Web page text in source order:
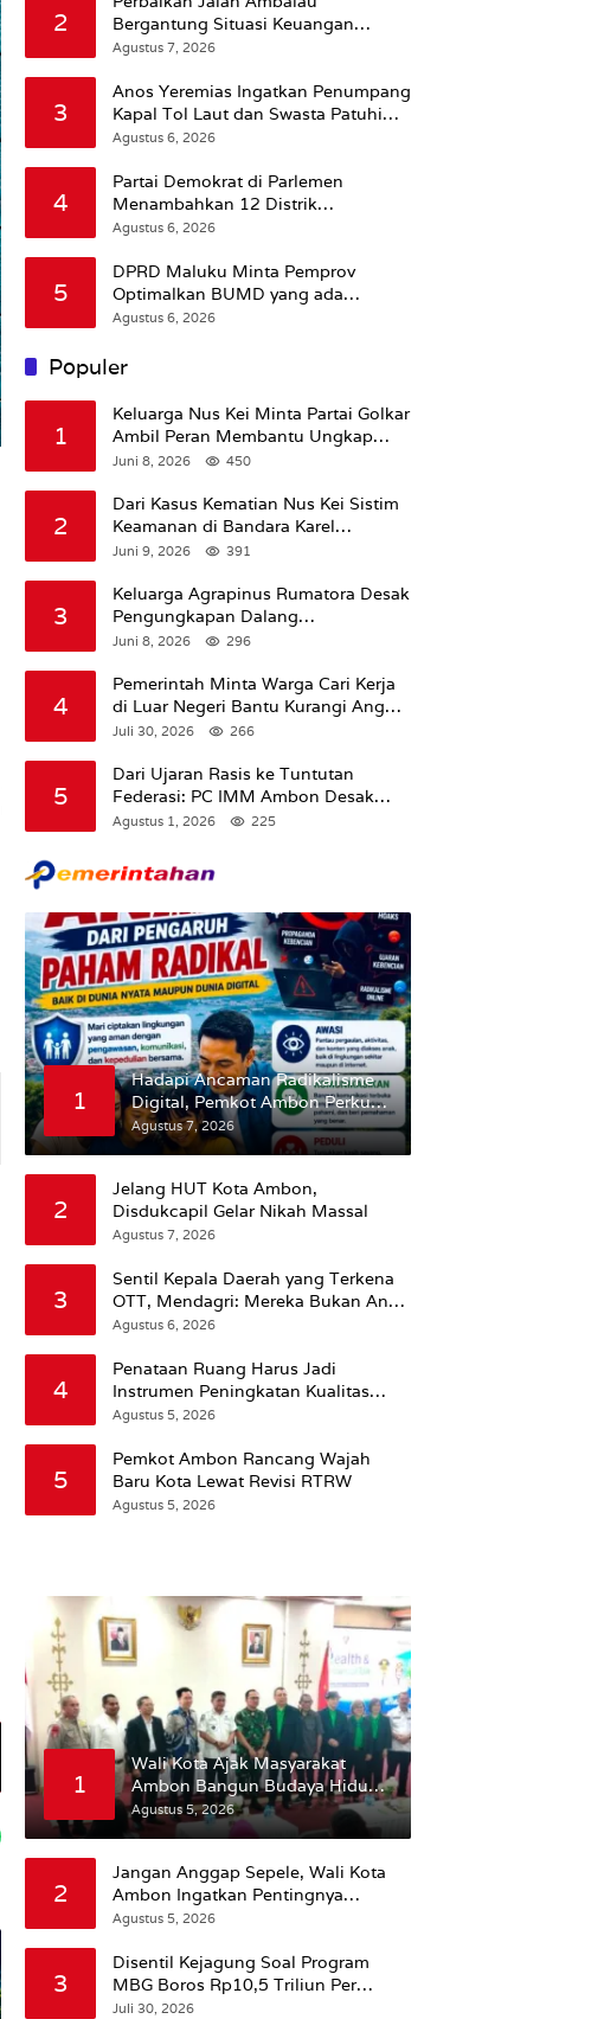
2
Bergantung Situasi Keuangan
Pemprov Maluku
Agustus 7, 2026
3
Anos Yeremias Ingatkan Penumpang
Kapal Tol Laut dan Swasta Patuhi
Peringatan BMKG
Agustus 6, 2026
4
Partai Demokrat di Parlemen
Menambahkan 12 Distrik
Pendukung Trump
Agustus 6, 2026
5
DPRD Maluku Minta Pemprov
Optimalkan BUMD yang ada
Ketimbang Menambah Baru
Agustus 6, 2026
Populer
1
Keluarga Nus Kei Minta Partai Golkar
Ambil Peran Membantu Ungkap
Kematian Almarhum
Juni 8, 2026 450
2
Dari Kasus Kematian Nus Kei Sistim
Keamanan di Bandara Karel
Sadsuitubun Langgur
Juni 9, 2026 391
3
Keluarga Agrapinus Rumatora Desak
Pengungkapan Dalang
Pembunuhan, Siap Bawa Kasus ke
Juni 8, 2026 296
4
Pemerintah Minta Warga Cari Kerja
di Luar Negeri Bantu Kurangi Angka
Pengangguran
Juli 30, 2026 266
5
Dari Ujaran Rasis ke Tuntutan
Federasi: PC IMM Ambon Desak
Klarifikasi Presiden dan Imbau
Putih Di Maluku.
Agustus 1, 2026 225
1
Hadapi Ancaman Radikalisme
Digital, Pemkot Ambon Perkuat
Peran Keluarga
Agustus 7, 2026
2
Jelang HUT Kota Ambon,
Disdukcapil Gelar Nikah Massal
Agustus 7, 2026
3
Sentil Kepala Daerah yang Terkena
OTT, Mendagri: Mereka Bukan Anak
Kemarin Sore
Agustus 6, 2026
4
Penataan Ruang Harus Jadi
Instrumen Peningkatan Kualitas
Hidup Masyarakat, Wattimena:
Susun RDTR Sebagai Dasar Hukum
Agustus 5, 2026
5
Pemkot Ambon Rancang Wajah
Baru Kota Lewat Revisi RTRW
Agustus 5, 2026
1
Wali Kota Ajak Masyarakat
Ambon Bangun Budaya Hidup
Sehat
Agustus 5, 2026
2
Jangan Anggap Sepele, Wali Kota
Ambon Ingatkan Pentingnya
Perencanaan Kesehatan
Agustus 5, 2026
3
Disentil Kejagung Soal Program
MBG Boros Rp10,5 Triliun Per
Tahun, Kepala BGN Sudaryono Beri
Juli 30, 2026